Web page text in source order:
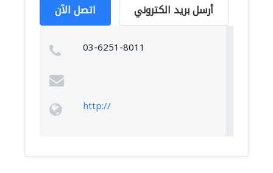
اتصل الآن أرسل بريد الكتروني
03-6251-8011
http://